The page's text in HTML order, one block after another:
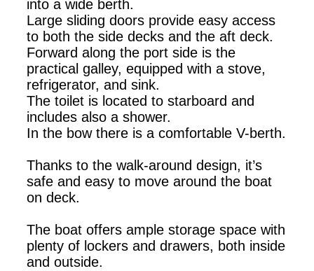
into a wide berth.
Large sliding doors provide easy access
to both the side decks and the aft deck.
Forward along the port side is the
practical galley, equipped with a stove,
refrigerator, and sink.
The toilet is located to starboard and
includes also a shower.
In the bow there is a comfortable V-berth.
Thanks to the walk-around design, it’s
safe and easy to move around the boat
on deck.
The boat offers ample storage space with
plenty of lockers and drawers, both inside
and outside.